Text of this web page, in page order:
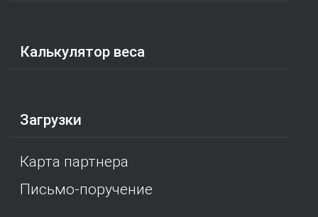
Калькулятор веса
Загрузки
Карта партнера
Письмо-поручение